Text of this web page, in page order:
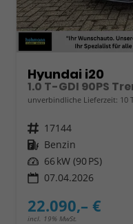
Hyundai i20
unverbindliche Lieferzeit: 10
Fahrzeugnr. 17144
Kraftstoff Benzin
Leistung 66 kW (90 PS)
07.04.2026
22.090,– €
incl. 19% MwSt.